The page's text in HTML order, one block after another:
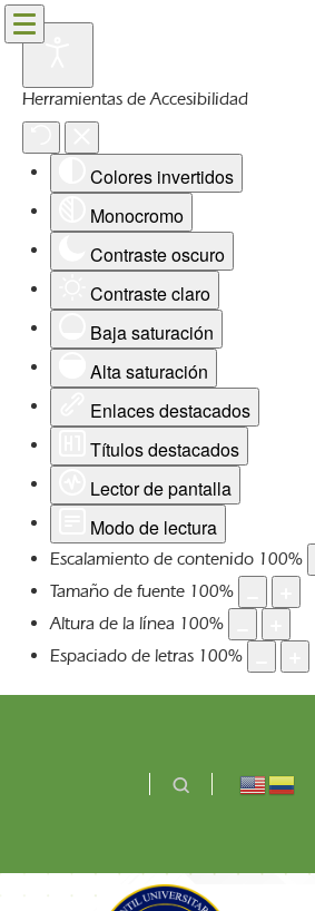
Herramientas de Accesibilidad
Colores invertidos
Monocromo
Contraste oscuro
Contraste claro
Baja saturación
Alta saturación
Enlaces destacados
Títulos destacados
Lector de pantalla
Modo de lectura
Escalamiento de contenido 100%
Tamaño de fuente 100%
Altura de la línea 100%
Espaciado de letras 100%